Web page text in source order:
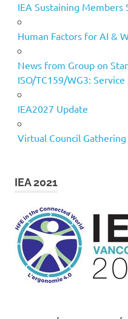
IEA Sustaining Members
Human Factors for AI &
News from Group on
ISO/TC159/WG3:
IEA2027 Update
Virtual Council
IEA 2021